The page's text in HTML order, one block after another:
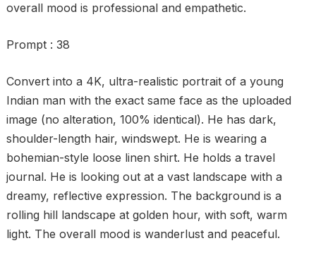
overall mood is professional and empathetic.
Prompt : 38
Convert into a 4K, ultra-realistic portrait of a young
Indian man with the exact same face as the uploaded
image (no alteration, 100% identical). He has dark,
shoulder-length hair, windswept. He is wearing a
bohemian-style loose linen shirt. He holds a travel
journal. He is looking out at a vast landscape with a
dreamy, reflective expression. The background is a
rolling hill landscape at golden hour, with soft, warm
light. The overall mood is wanderlust and peaceful.